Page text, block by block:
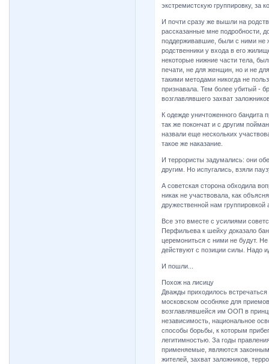
экстремистскую группировку, за
И почти сразу же вышли на
рассказанные мне подробности,
поддерживавшие, были с ними не
родственники у входа в его
некоторые нижние части тела,
печати, не для женщин, но и не
такими методами никогда не
признавала. Тем более убитый -
возглавлявшего захват
К одежде уничтоженного бандита
так же покончат и с другим
назвали еще нескольких
такое же наказание.
И террористы задумались: они
другим. Но испугались, взяли
А советская сторона обходила
никак не участвовала, как
дружественной нам
Все это вместе с усилиями
Перфильева к шейху доказало
церемониться с ними не будут.
действуют с позиции силы. Надо
И пошли...
Похож на лисицу
Дважды приходилось
московском особняке для
возглавлявшейся им ООП в
независимость, национальное
способы борьбы, к которым
легитимностью. За годы
применяемые, являются
жителей, захват заложников,